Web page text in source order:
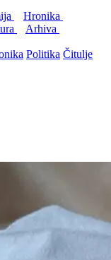
Hronika
Arhiva
Politika Čitulje